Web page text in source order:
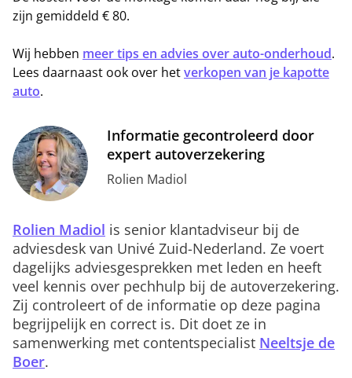
zijn gemiddeld € 80.
Wij hebben meer tips en advies over auto-onderhoud.
Lees daarnaast ook over hetverkopen van je kapotte
auto.
Informatie gecontroleerd door
expert autoverzekering
Rolien Madiol
Rolien Madiol is senior klantadviseur bij de
adviesdesk van Univé Zuid-Nederland. Ze voert
dagelijks adviesgesprekken met leden en heeft
veel kennis over pechhulp bij de autoverzekering.
Zij controleert of de informatie op deze pagina
begrijpelijk en correct is. Dit doet ze in
samenwerking met contentspecialist Neeltsje de
Boer.